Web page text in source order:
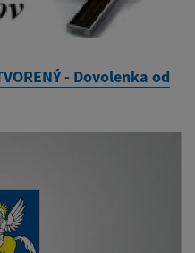
- Dovolenka od